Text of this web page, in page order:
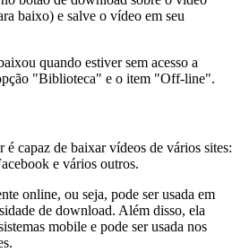
baixo) e salve o vídeo em seu
quando estiver sem acesso a
"Biblioteca" e o item "Off-line".
capaz de baixar vídeos de vários sites:
e vários outros.
online, ou seja, pode ser usada em
de download. Além disso, ela
mobile e pode ser usada nos